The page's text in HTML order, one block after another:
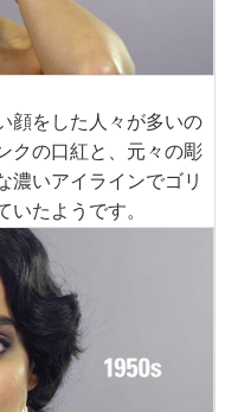
顔をした人々が多いの
クの口紅と、元々の彫
濃いアイラインでゴリ
たようです。